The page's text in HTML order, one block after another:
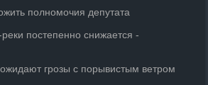
полномочия депутата
постепенно снижается -
грозы с порывистым ветром